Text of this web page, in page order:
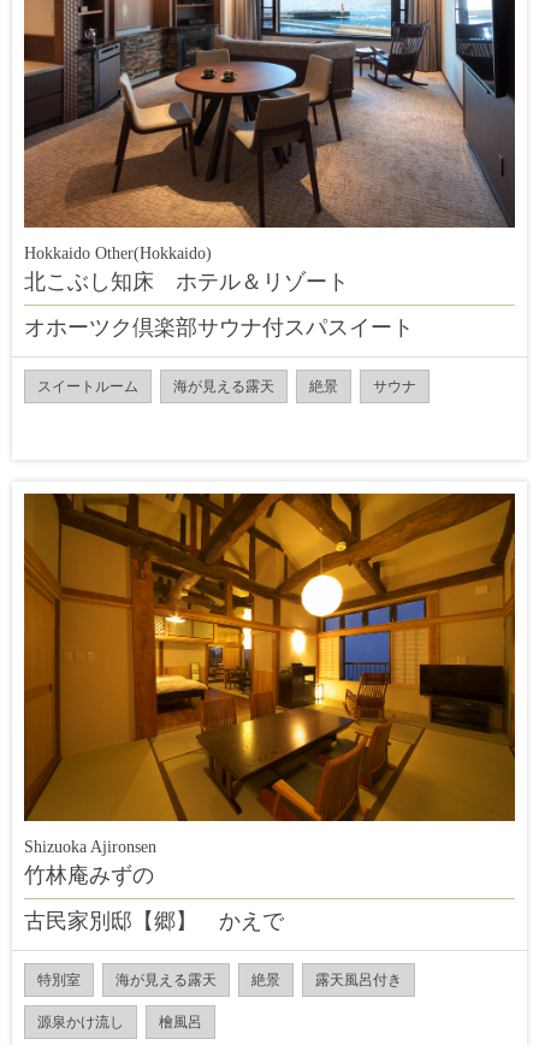
Hokkaido Other(Hokkaido)
北こぶし知床 ホテル＆リゾート
オホーツク倶楽部サウナ付スパスイート
スイートルーム 海が見える露天 絶景 サウナ
Shizuoka Ajironsen
竹林庵みずの
古民家別邸【郷】 かえで
特別室 海が見える露天 絶景 露天風呂付き
源泉かけ流し 檜風呂